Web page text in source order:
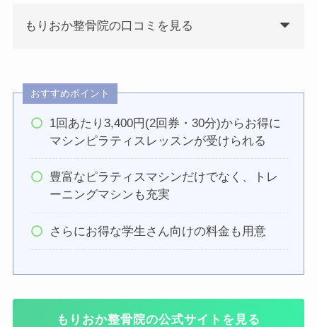
もりおか整骨院の口コミを見る
おすすめポイント
1回あたり3,400円(2回券・30分)からお得に
マシンピラティスレッスンが受けられる
豊富なピラティスマシンだけでなく、トレ
ーニングマシンも充実
さらにお得な学生さん向けの料金も用意
もりおか整骨院の公式サイトを見る